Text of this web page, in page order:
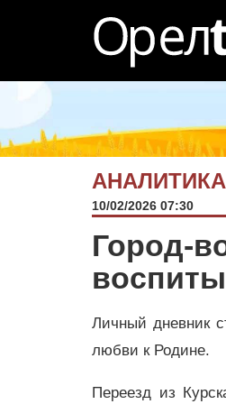
АНАЛИТИКА
10/02/2026 07:30
Город-
Личный дневник
любви к Родине.
Переезд из